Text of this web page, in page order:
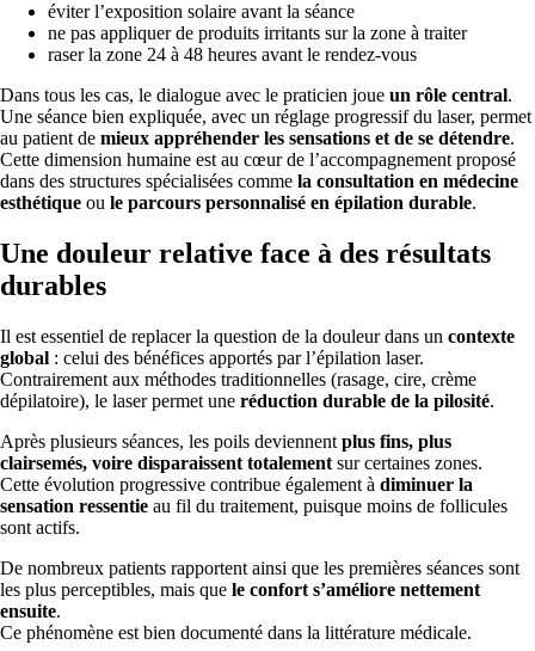
éviter l’exposition solaire avant la séance
ne pas appliquer de produits irritants sur la zone à traiter
raser la zone 24 à 48 heures avant le rendez-vous
Dans tous les cas, le dialogue avec le praticien joue un rôle central.
Une séance bien expliquée, avec un réglage progressif du laser, permet
au patient de mieux appréhender les sensations et de se détendre.
Cette dimension humaine est au cœur de l’accompagnement proposé
dans des structures spécialisées comme la consultation en médecine
esthétique ou le parcours personnalisé en épilation durable.
Une douleur relative face à des résultats
durables
Il est essentiel de replacer la question de la douleur dans un contexte
global : celui des bénéfices apportés par l’épilation laser.
Contrairement aux méthodes traditionnelles (rasage, cire, crème
dépilatoire), le laser permet une réduction durable de la pilosité.
Après plusieurs séances, les poils deviennent plus fins, plus
clairsemés, voire disparaissent totalement sur certaines zones.
Cette évolution progressive contribue également à diminuer la
sensation ressentie au fil du traitement, puisque moins de follicules
sont actifs.
De nombreux patients rapportent ainsi que les premières séances sont
les plus perceptibles, mais que le confort s’améliore nettement
ensuite.
Ce phénomène est bien documenté dans la littérature médicale.